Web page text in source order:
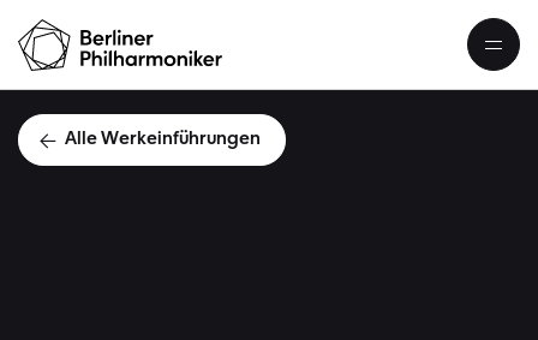
Alle Werkeinführungen